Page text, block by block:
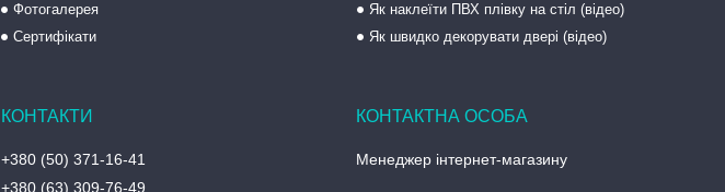
Фотогалерея
Сертифікати
Як наклеїти ПВХ плівку на стіл (відео)
Як швидко декорувати двері (відео)
+380 (50) 371-16-41
+380 (63) 309-76-49
Менеджер інтернет-магазину